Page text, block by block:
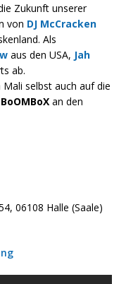
Zukunft unserer
von DJ McCracken
Als
aus den USA, Jah
ab.
selbst auch auf die
BoOMBoX an den
06108 Halle (Saale)